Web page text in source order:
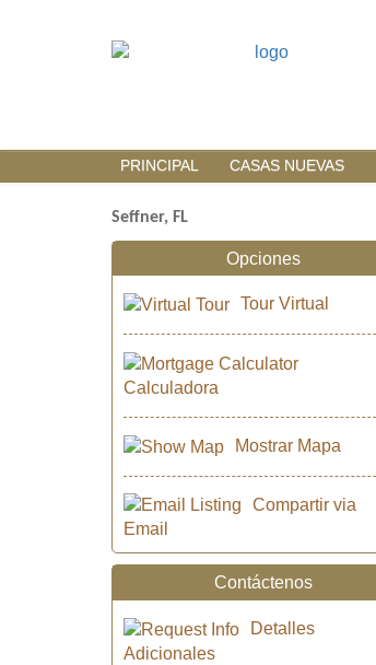
PRINCIPAL CASAS NUEVAS
Seffner, FL
Opciones
Tour Virtual
Calculadora
Mostrar Mapa
Compartir via
Email
Contáctenos
Detalles
Adicionales